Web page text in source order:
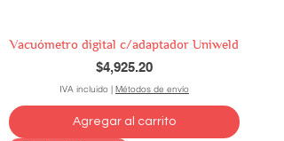
Vacuómetro digital c/adaptador Uniweld
Precio
$4,925.20
IVA incluido | Métodos de envío
Agregar al carrito